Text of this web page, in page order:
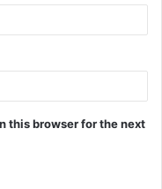
this browser for the next